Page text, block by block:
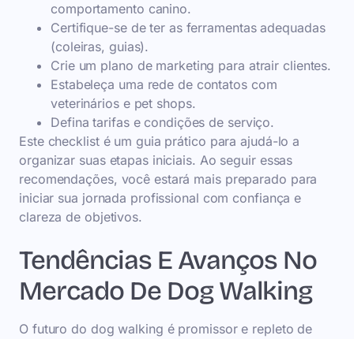
comportamento canino.
Certifique-se de ter as ferramentas adequadas
(coleiras, guias).
Crie um plano de marketing para atrair clientes.
Estabeleça uma rede de contatos com
veterinários e pet shops.
Defina tarifas e condições de serviço.
Este checklist é um guia prático para ajudá-lo a
organizar suas etapas iniciais. Ao seguir essas
recomendações, você estará mais preparado para
iniciar sua jornada profissional com confiança e
clareza de objetivos.
Tendências E Avanços No
Mercado De Dog Walking
O futuro do dog walking é promissor e repleto de